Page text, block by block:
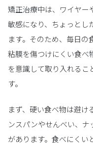
矯正治療中は、ワイヤー
敏感になり、ちょっとし
ます。そのため、毎日の
粘膜を傷つけにくい食べ
を意識して取り入れるこ
す。
まず、硬い食べ物は避け
ンスパンやせんべい、
があります。食べにくい